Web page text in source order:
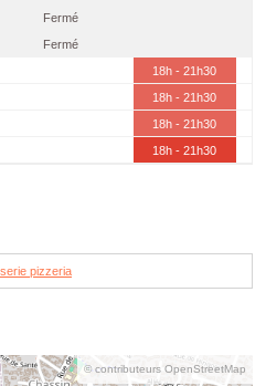
Fermé
Fermé
18h - 21h30
18h - 21h30
18h - 21h30
18h - 21h30
pizzeria
© contributeurs OpenStreetMap